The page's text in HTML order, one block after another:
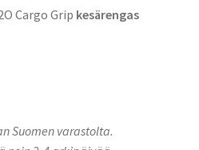
Cargo Grip kesärengas
Suomen varastolta.